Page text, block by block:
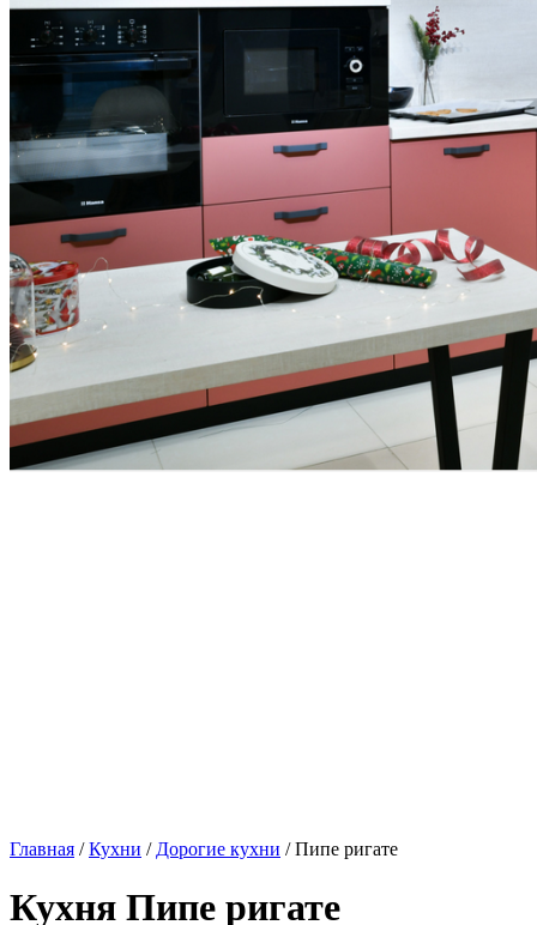
Главная /Кухни / Дорогие кухни / Пипе ригате
Кухня Пипе ригате